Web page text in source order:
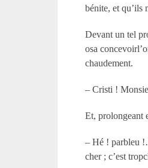
bénite, et qu’ils
Devant un tel
osa
chaudement.
– Cristi !
Et, prolongeant
– Hé ! parbleu
cher ; c’est